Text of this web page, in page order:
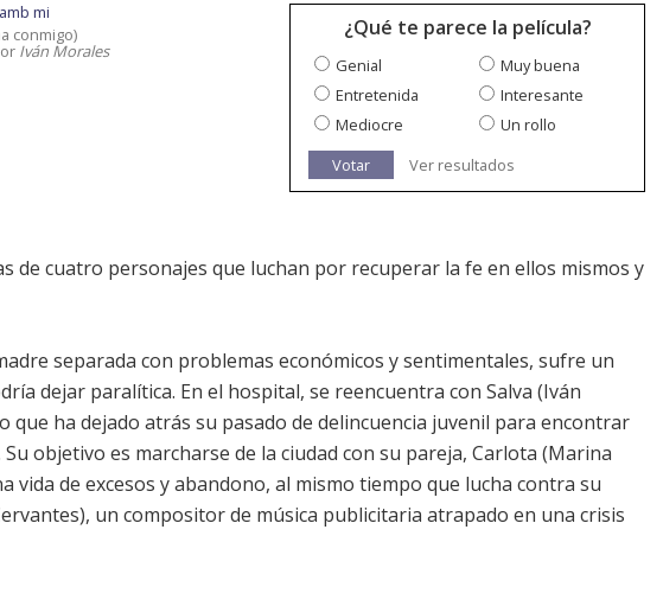
mi
conmigo)
Iván Morales
¿Qué te parece la película?
Genial
Muy buena
Entretenida
Interesante
Mediocre
Un rollo
Votar
Ver resultados
de cuatro personajes que luchan por recuperar la fe en ellos mismos y
separada con problemas económicos y sentimentales, sufre un
dejar paralítica. En el hospital, se reencuentra con Salva (Iván
que ha dejado atrás su pasado de delincuencia juvenil para encontrar
objetivo es marcharse de la ciudad con su pareja, Carlota (Marina
vida de excesos y abandono, al mismo tiempo que lucha contra su
un compositor de música publicitaria atrapado en una crisis